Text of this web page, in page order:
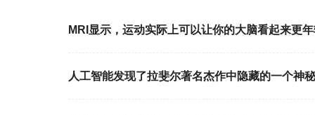
MRI显示，运动实际上可以让你的大脑看起来更
人工智能发现了拉斐尔著名杰作中隐藏的一个神